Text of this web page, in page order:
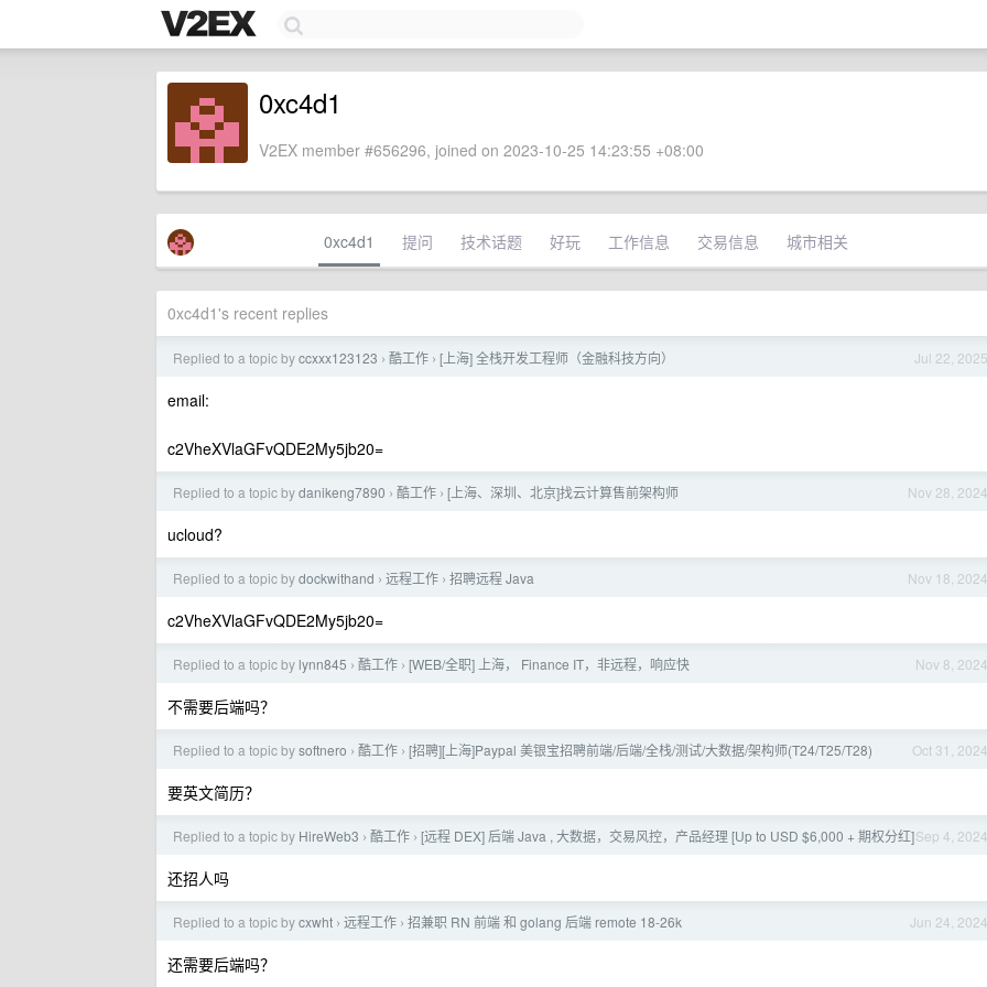
0xc4d1
V2EX member #656296, joined on 2023-10-25 14:23:55 +08:00
0xc4d1 提问 技术话题 好玩 工作信息 交易信息 城市相关
0xc4d1's recent replies
Jul 22, 2025
Replied to a topic byccxxx123123 › 酷工作 › [上海] 全栈开发工程师（金融科技方向）
email:
c2VheXVlaGFvQDE2My5jb20=
Nov 28, 2024
Replied to a topic bydanikeng7890 › 酷工作 › [上海、深圳、北京]找云计算售前架构师
ucloud?
Nov 18, 2024
Replied to a topic bydockwithand › 远程工作 › 招聘远程 Java
c2VheXVlaGFvQDE2My5jb20=
Nov 8, 2024
Replied to a topic by lynn845 › 酷工作 › [WEB/全职] 上海， Finance IT，非远程，响应快
不需要后端吗？
Oct 31, 2024
Replied to a topic bysoftnero › 酷工作 › [招聘][上海]Paypal 美银宝招聘前端/后端/全栈/测试/大数据/架构师(T24/T25/T28)
要英文简历？
Sep 4, 2024
Replied to a topic by HireWeb3 › 酷工作 › [远程 DEX] 后端 Java , 大数据，交易风控，产品经理 [Up to USD $6,000 + 期权分红]
还招人吗
Jun 24, 2024
Replied to a topic bycxwht › 远程工作 › 招兼职 RN 前端 和 golang 后端 remote 18-26k
还需要后端吗？